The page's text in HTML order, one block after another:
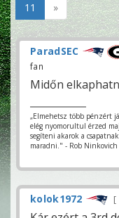
11
»
ParadSEC
fan
Midőn
„Elmehetsz több pénzért
elég nyomorultul érzed
segíteni akarok a
maradni." - Rob Ninkovich
kolok1972